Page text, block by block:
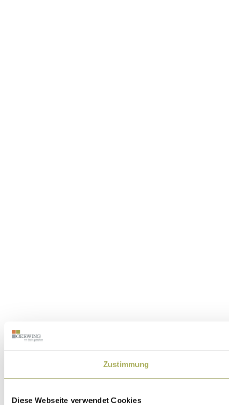
Zustimmung
Diese Webseite verwendet Cookies